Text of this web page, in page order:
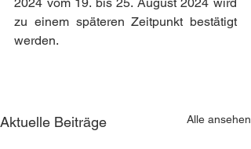
2024 vom 19. bis 25. August 2024 wird
zu einem späteren Zeitpunkt bestätigt
werden.
Aktuelle Beiträge Alle ansehen